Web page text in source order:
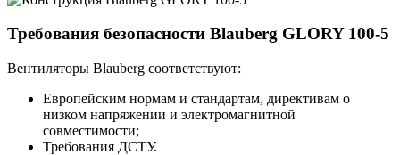
Требования безопасности Blauberg GLORY 100-5
Вентиляторы Blauberg соответствуют:
Европейским нормам и стандартам, директивам о
низком напряжении и электромагнитной
совместимости;
Требования ДСТУ.